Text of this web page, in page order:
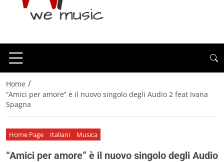
Home /
“Amici per amore” è il nuovo singolo degli Audio 2 feat Ivana
Spagna
Home Page Italiani Musica
“Amici per amore” è il nuovo singolo degli Audio